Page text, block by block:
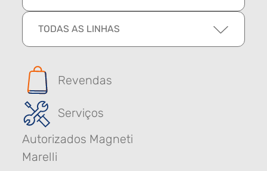
TODAS AS LINHAS
Revendas
Serviços
Autorizados Magneti
Marelli